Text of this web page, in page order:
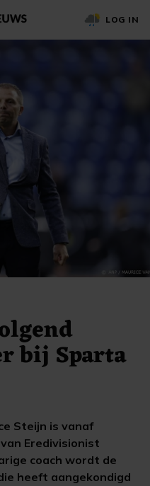
LOG IN
bij Sparta
Steijn is vanaf
Eredivisionist
coach wordt de
heeft aangekondigd